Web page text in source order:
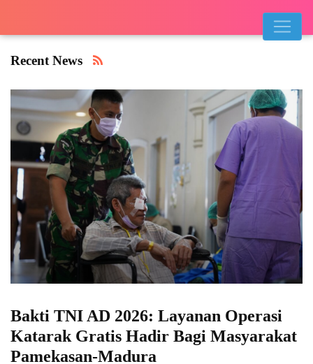
Recent News
Bakti TNI AD 2026: Layanan Operasi
Katarak Gratis Hadir Bagi Masyarakat
Pamekasan-Madura